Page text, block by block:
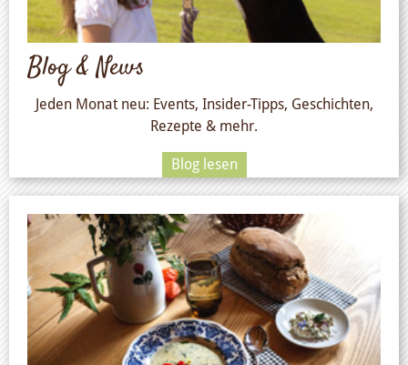
Blog & News
Jeden Monat neu: Events, Insider-Tipps, Geschichten,
Rezepte & mehr.
Blog lesen